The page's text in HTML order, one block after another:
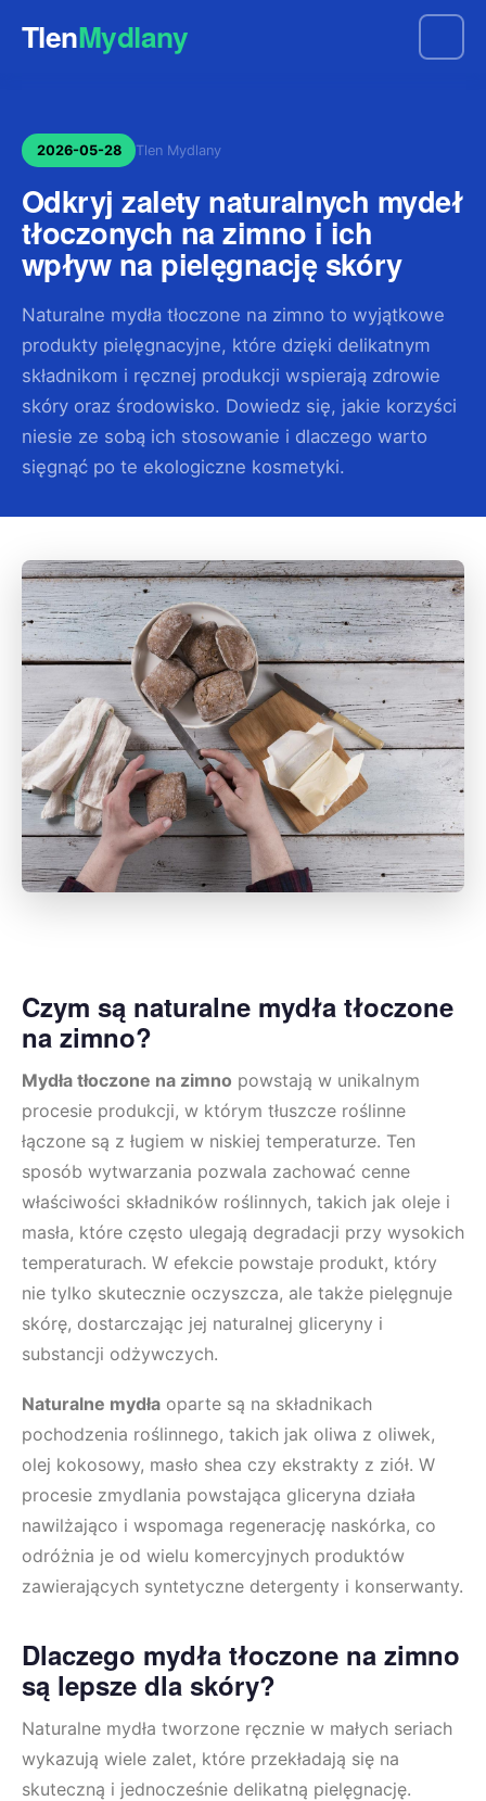
TlenMydlany
2026-05-28 Tlen Mydlany
Odkryj zalety naturalnych mydeł
tłoczonych na zimno i ich
wpływ na pielęgnację skóry
Naturalne mydła tłoczone na zimno to wyjątkowe
produkty pielęgnacyjne, które dzięki delikatnym
składnikom i ręcznej produkcji wspierają zdrowie
skóry oraz środowisko. Dowiedz się, jakie korzyści
niesie ze sobą ich stosowanie i dlaczego warto
sięgnąć po te ekologiczne kosmetyki.
Czym są naturalne mydła tłoczone
na zimno?
Mydła tłoczone na zimno powstają w unikalnym
procesie produkcji, w którym tłuszcze roślinne
łączone są z ługiem w niskiej temperaturze. Ten
sposób wytwarzania pozwala zachować cenne
właściwości składników roślinnych, takich jak oleje i
masła, które często ulegają degradacji przy wysokich
temperaturach. W efekcie powstaje produkt, który
nie tylko skutecznie oczyszcza, ale także pielęgnuje
skórę, dostarczając jej naturalnej gliceryny i
substancji odżywczych.
Naturalne mydła oparte są na składnikach
pochodzenia roślinnego, takich jak oliwa z oliwek,
olej kokosowy, masło shea czy ekstrakty z ziół. W
procesie zmydlania powstająca gliceryna działa
nawilżająco i wspomaga regenerację naskórka, co
odróżnia je od wielu komercyjnych produktów
zawierających syntetyczne detergenty i konserwanty.
Dlaczego mydła tłoczone na zimno
są lepsze dla skóry?
Naturalne mydła tworzone ręcznie w małych seriach
wykazują wiele zalet, które przekładają się na
skuteczną i jednocześnie delikatną pielęgnację.